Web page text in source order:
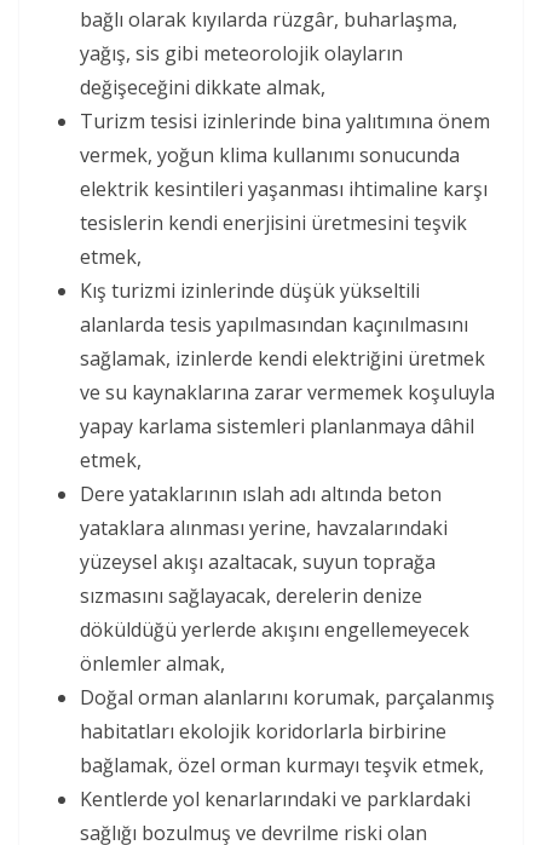
bağlı olarak kıyılarda rüzgâr, buharlaşma,
yağış, sis gibi meteorolojik olayların
değişeceğini dikkate almak,
Turizm tesisi izinlerinde bina yalıtımına önem
vermek, yoğun klima kullanımı sonucunda
elektrik kesintileri yaşanması ihtimaline karşı
tesislerin kendi enerjisini üretmesini teşvik
etmek,
Kış turizmi izinlerinde düşük yükseltili
alanlarda tesis yapılmasından kaçınılmasını
sağlamak, izinlerde kendi elektriğini üretmek
ve su kaynaklarına zarar vermemek koşuluyla
yapay karlama sistemleri planlanmaya dâhil
etmek,
Dere yataklarının ıslah adı altında beton
yataklara alınması yerine, havzalarındaki
yüzeysel akışı azaltacak, suyun toprağa
sızmasını sağlayacak, derelerin denize
döküldüğü yerlerde akışını engellemeyecek
önlemler almak,
Doğal orman alanlarını korumak, parçalanmış
habitatları ekolojik koridorlarla birbirine
bağlamak, özel orman kurmayı teşvik etmek,
Kentlerde yol kenarlarındaki ve parklardaki
sağlığı bozulmuş ve devrilme riski olan